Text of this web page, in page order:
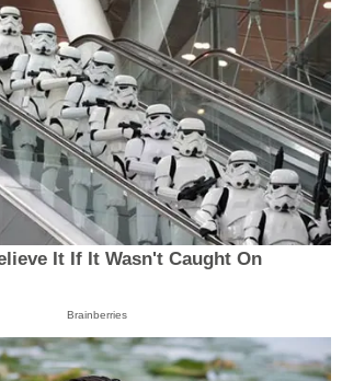
It If It Wasn't Caught On
Brainberries